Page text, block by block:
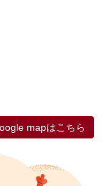
mapはこちら